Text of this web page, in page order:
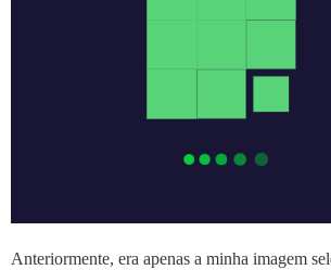
Anteriormente, era apenas a minha imagem